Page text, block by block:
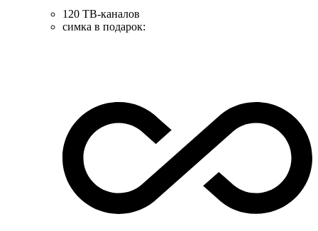
120 ТВ-каналов
симка в подарок: